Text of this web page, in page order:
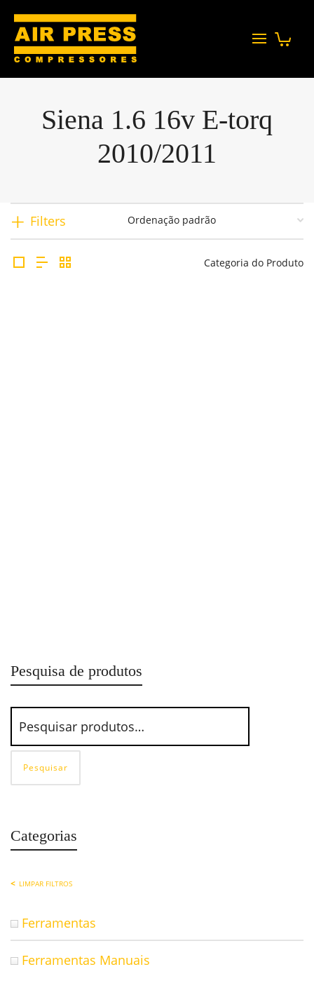
Siena 1.6 16v E-torq
2010/2011
Filters
Categoria do Produto
Pesquisa de produtos
Pesquisar
Categorias
LIMPAR FILTROS
Ferramentas
Ferramentas Manuais